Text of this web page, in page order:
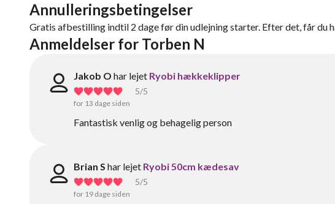
Annulleringsbetingelser
Gratis afbestilling indtil 2 dage før din udlejning starter. Efter det, får du
Anmeldelser for Torben N
Jakob O har lejet Ryobi hækkeklipper
5/5
for 13 dage siden
Fantastisk venlig og behagelig person
Brian S har lejet Ryobi 50cm kædesav
5/5
for 19 dage siden